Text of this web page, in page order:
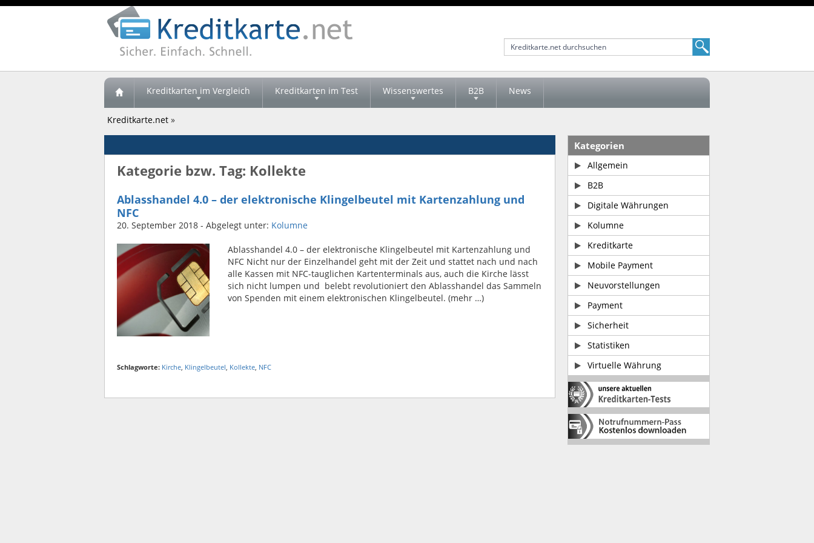
Kreditkarten im Vergleich Kreditkarten im Test Wissenswertes B2B News
Kreditkarte.net »
Kategorie bzw. Tag: Kollekte
Ablasshandel 4.0 – der elektronische Klingelbeutel mit Kartenzahlung und
NFC
20. September 2018 - Abgelegt unter: Kolumne
Ablasshandel 4.0 – der elektronische Klingelbeutel mit Kartenzahlung und
NFC Nicht nur der Einzelhandel geht mit der Zeit und stattet nach und nach
alle Kassen mit NFC-tauglichen Kartenterminals aus, auch die Kirche lässt
sich nicht lumpen und belebt revolutioniert den Ablasshandel das Sammeln
von Spenden mit einem elektronischen Klingelbeutel. (mehr …)
Schlagworte: Kirche, Klingelbeutel, Kollekte, NFC
Kategorien
Allgemein
B2B
Digitale Währungen
Kolumne
Kreditkarte
Mobile Payment
Neuvorstellungen
Payment
Sicherheit
Statistiken
Virtuelle Währung